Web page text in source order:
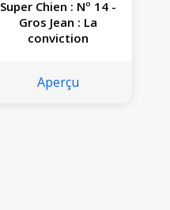
Super Chien : Nº 14 -
Gros Jean : La
conviction
Aperçu